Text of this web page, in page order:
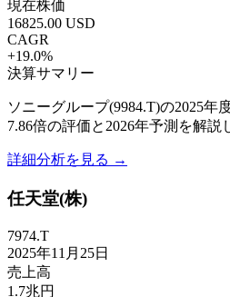
現在株価
16825.00 USD
CAGR
+19.0%
決算サマリー
ソニーグループ(9984.T)の2025
7.86倍の評価と2026年予測を解説
詳細分析を見る →
任天堂(株)
7974.T
2025年11月25日
売上高
1.7兆円